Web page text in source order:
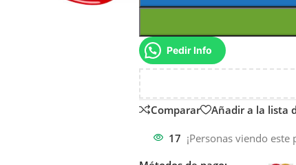
Pedir Info
Comparar Añadir a la lista
17 ¡Personas viendo